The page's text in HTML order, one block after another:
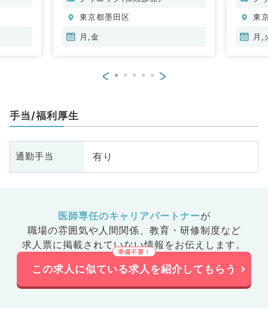
東京都墨田区
月,金
東
月,
< >
手当/福利厚生
通勤手当 有り
医師専任のキャリアパートナーが
職場の雰囲気や人間関係、 教育・研修制度など
求人票に掲載されていない情報をお伝えします。
この求人に似ている求人を紹介してもらう